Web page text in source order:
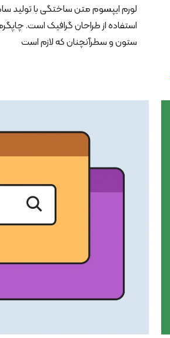
لورم ایپسوم متن ساختگی با تولید
استفاده از طراحان گرافیک است.
ستون و سطرآنچنان که لازم است